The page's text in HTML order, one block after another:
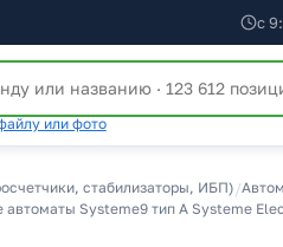
с
или фото
стабилизаторы, ИБП) /
Systeme9 тип А Systeme